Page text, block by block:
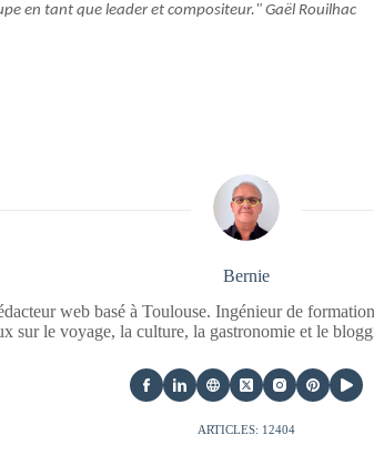
en tant que leader et compositeur." Gaël Rouilhac
Bernie
web basé à Toulouse. Ingénieur de
sur le voyage, la culture, la gastronomie et le
ARTICLES: 12404